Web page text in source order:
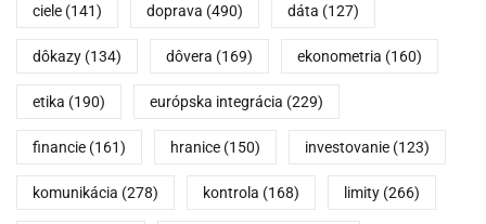
ciele (141) doprava (490) dáta (127)
dôkazy (134) dôvera (169) ekonometria (160)
etika (190) európska integrácia (229)
financie (161) hranice (150) investovanie (123)
komunikácia (278) kontrola (168) limity (266)